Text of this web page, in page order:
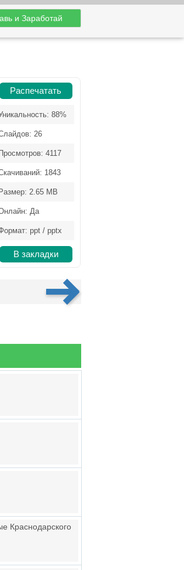
и Заработай
Распечатать
88%
26
Просмотров: 4117
1843
Размер: 2.65 MB
Да
ppt / pptx
В закладки
Краснодарского